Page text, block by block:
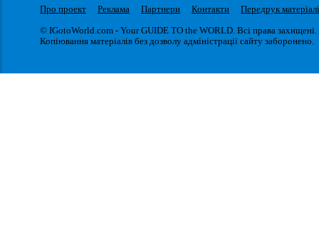
Про проект Реклама Партнери Контакти
Передрук
© IGotoWorld.com - Your GUIDE TO the WORLD. Всі права захищені.
Копіювання матеріалів без дозволу адміністрації сайту заборонено.